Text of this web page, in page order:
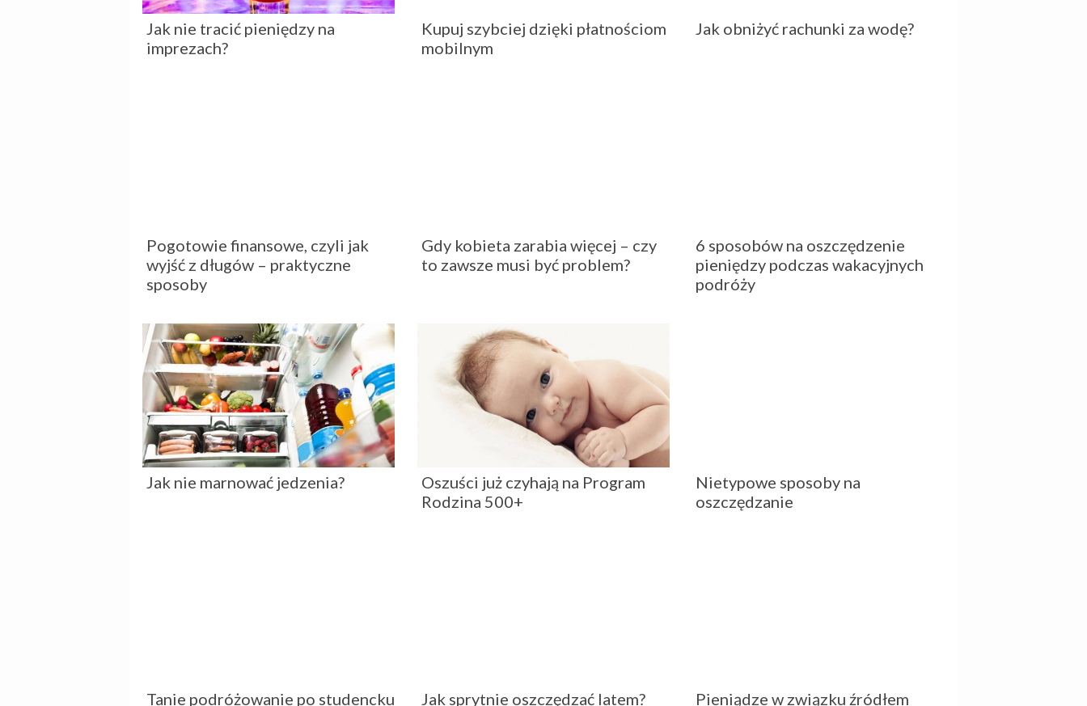
Jak nie tracić pieniędzy na
imprezach?
Kupuj szybciej dzięki płatnościom
mobilnym
Jak obniżyć rachunki za wodę?
Pogotowie finansowe, czyli jak
wyjść z długów – praktyczne
sposoby
Gdy kobieta zarabia więcej – czy
to zawsze musi być problem?
6 sposobów na oszczędzenie
pieniędzy podczas wakacyjnych
podróży
Jak nie marnować jedzenia?
Oszuści już czyhają na Program
Rodzina 500+
Nietypowe sposoby na
oszczędzanie
Tanie podróżowanie po studencku Jak sprytnie oszczędzać latem? Pieniądze w związku źródłem